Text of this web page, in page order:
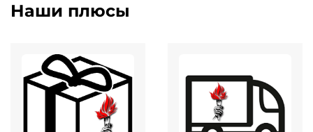
Наши плюсы